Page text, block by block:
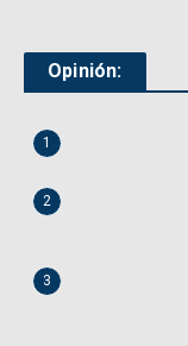
Opinión:
1
2
3